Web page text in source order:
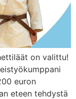
on valittu!
euron
eteen tehdystä